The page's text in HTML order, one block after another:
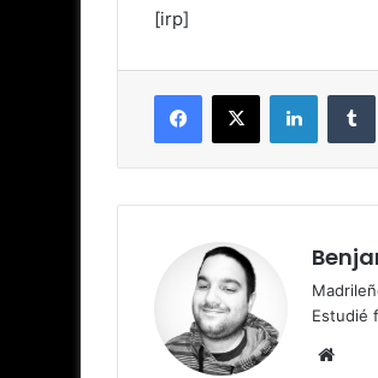
[irp]
Facebook
X LinkedIn
Estudié